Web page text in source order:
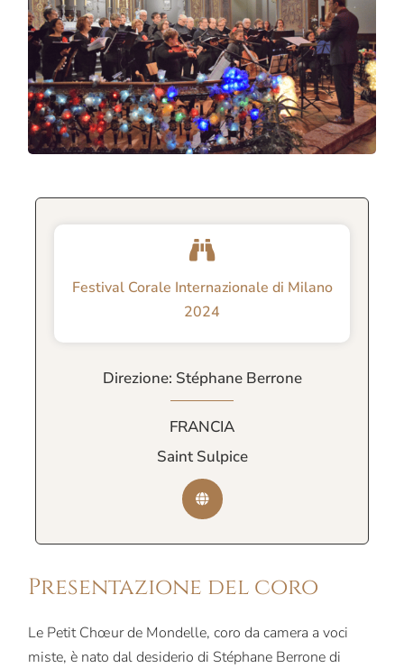
Presentazione del coro
Le Petit Chœur de Mondelle, coro da camera a voci
miste, è nato dal desiderio di Stéphane Berrone di
Festival Corale Internazionale di Milano
2024
Direzione: Stéphane Berrone
FRANCIA
Saint Sulpice